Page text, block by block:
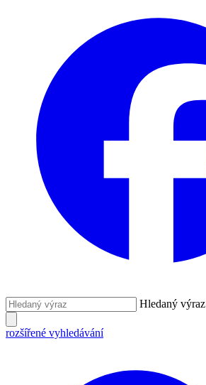
Hledaný výraz
rozšířené vyhledávání